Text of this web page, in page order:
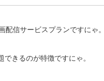
配信サービスプランですにゃ。
きるのが特徴ですにゃ。